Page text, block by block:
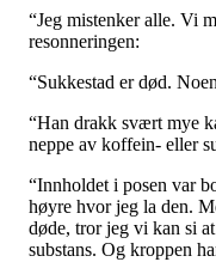
“Jeg mistenker alle. Vi
resonneringen:
“Sukkestad er død.
“Han drakk svært mye
neppe av koffein- eller
“Innholdet i posen var
høyre hvor jeg la den.
døde, tror jeg vi kan si
substans. Og kroppen